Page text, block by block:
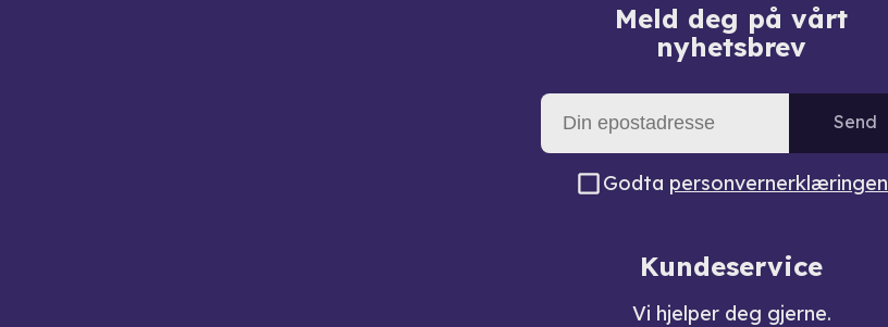
Meld deg på vårt
nyhetsbrev
Send
Godta personvernerklæringen
Kundeservice
Vi hjelper deg gjerne.